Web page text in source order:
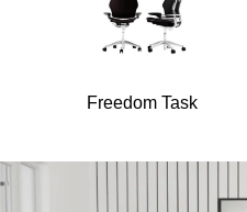
Freedom Task